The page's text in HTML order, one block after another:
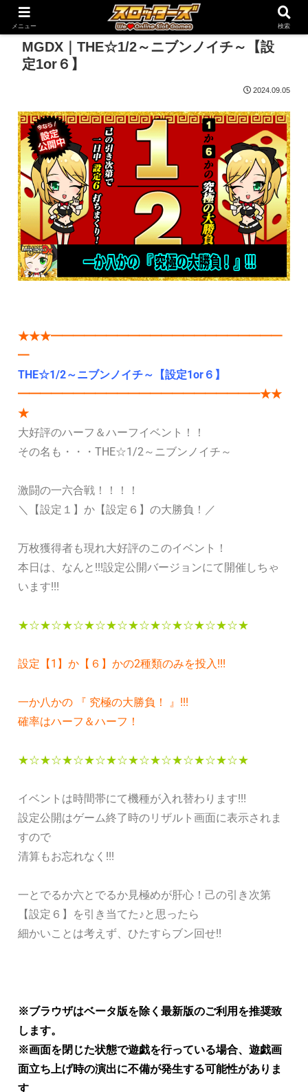
MGDX｜THE☆1/2～ニブンノイチ～【設
定1or６】
2024.09.05
★★★━━━━━━━━━━━━━━━━━━━━━
━
THE☆1/2～ニブンノイチ～【設定1or６】
━━━━━━━━━━━━━━━━━━━━━━★★
★
大好評のハーフ＆ハーフイベント！！
その名も・・・THE☆1/2～ニブンノイチ～
激闘の一六合戦！！！！
＼【設定１】か【設定６】の大勝負！／
万枚獲得者も現れ大好評のこのイベント！
本日は、なんと!!!設定公開バージョンにて開催しちゃ
います!!!
★☆★☆★☆★☆★☆★☆★☆★☆★☆★☆★
設定【1】か【６】かの2種類のみを投入!!!
一か八かの 『 究極の大勝負！ 』!!!
確率はハーフ＆ハーフ！
★☆★☆★☆★☆★☆★☆★☆★☆★☆★☆★
イベントは時間帯にて機種が入れ替わります!!!
設定公開はゲーム終了時のリザルト画面に表示されま
すので
清算もお忘れなく!!!
一とでるか六とでるか見極めが肝心！己の引き次第
【設定６】を引き当てた♪と思ったら
細かいことは考えず、ひたすらブン回せ!!
※ブラウザはベータ版を除く最新版のご利用を推奨致
します。
※画面を閉じた状態で遊戯を行っている場合、遊戯画
面立ち上げ時の演出に不備が発生する可能性がありま
す
メニュー 検索